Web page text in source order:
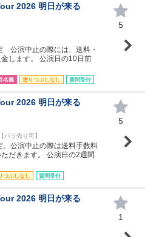
2026 明日が来る
公演中止の際には、送料・
します。 公演日の10日前
名義 塗りつぶしなし 質問受付
5
2026 明日が来る
バラ売り可】
公演中止の際は送料手数料
だきます。 公演日の2週間
つぶしなし 質問受付
5
2026 明日が来る
1